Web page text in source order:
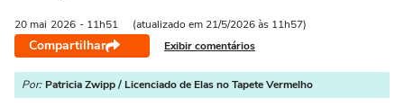
20 mai 2026 - 11h51 (atualizado em 21/5/2026 às 11h57)
Compartilhar Exibir comentários
Por: Patricia Zwipp / Licenciado de Elas no Tapete Vermelho